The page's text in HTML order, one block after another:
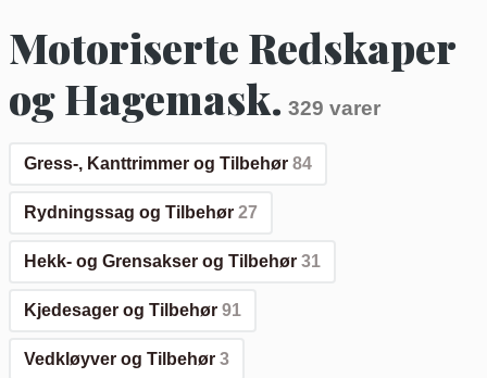
OSS
Motoriserte Redskaper
og Hagemask. 329 varer
Gress-, Kanttrimmer og Tilbehør 84
Rydningssag og Tilbehør 27
Hekk- og Grensakser og Tilbehør 31
Kjedesager og Tilbehør 91
Vedkløyver og Tilbehør 3